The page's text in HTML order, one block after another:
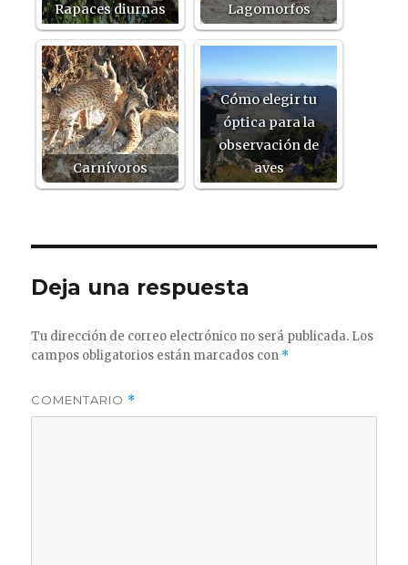
Rapaces diurnas Lagomorfos
Carnívoros
Cómo elegir tu
óptica para la
observación de
aves
Deja una respuesta
Tu dirección de correo electrónico no será publicada. Los
campos obligatorios están marcados con *
COMENTARIO *